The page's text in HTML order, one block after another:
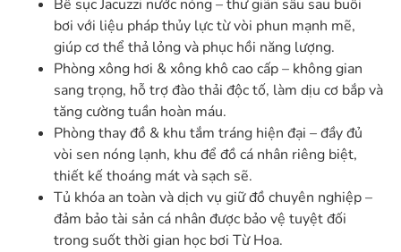
Bể sục Jacuzzi nước nóng – thư giãn sâu sau buổi
bơi với liệu pháp thủy lực từ vòi phun mạnh mẽ,
giúp cơ thể thả lỏng và phục hồi năng lượng.
Phòng xông hơi & xông khô cao cấp – không gian
sang trọng, hỗ trợ đào thải độc tố, làm dịu cơ bắp và
tăng cường tuần hoàn máu.
Phòng thay đồ & khu tắm tráng hiện đại – đầy đủ
vòi sen nóng lạnh, khu để đồ cá nhân riêng biệt,
thiết kế thoáng mát và sạch sẽ.
Tủ khóa an toàn và dịch vụ giữ đồ chuyên nghiệp –
đảm bảo tài sản cá nhân được bảo vệ tuyệt đối
trong suốt thời gian học bơi Từ Hoa.